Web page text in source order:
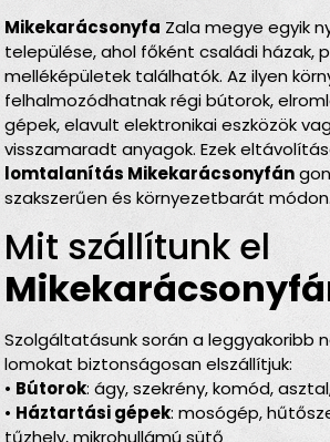
Mikekarácsonyfa Zala megye egyik
települése, ahol főként családi házak,
melléképületek találhatók. Az ilyen
felhalmozódhatnak régi bútorok,
gépek, elavult elektronikai eszközök
visszamaradt anyagok. Ezek
lomtalanítás Mikekarácsonyfán
szakszerűen és környezetbarát módon.
Mit szállítunk el
Szolgáltatásunk során a leggyakoribb
lomokat biztonságosan elszállítjuk:
• Bútorok: ágy, szekrény, komód,
• Háztartási gépek: mosógép,